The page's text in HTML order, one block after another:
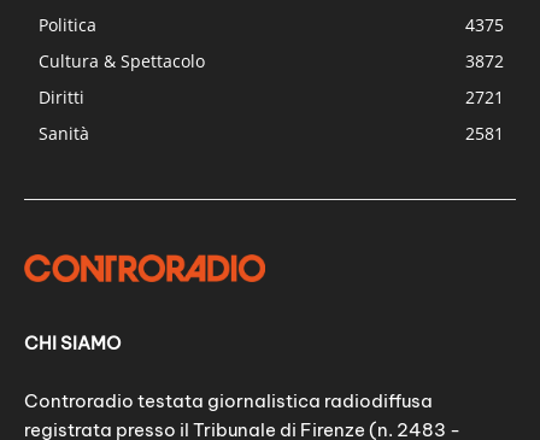
Politica
4375
Cultura & Spettacolo
3872
Diritti
2721
Sanità
2581
CHI SIAMO
Controradio testata giornalistica radiodiffusa
registrata presso il Tribunale di Firenze (n. 2483 -